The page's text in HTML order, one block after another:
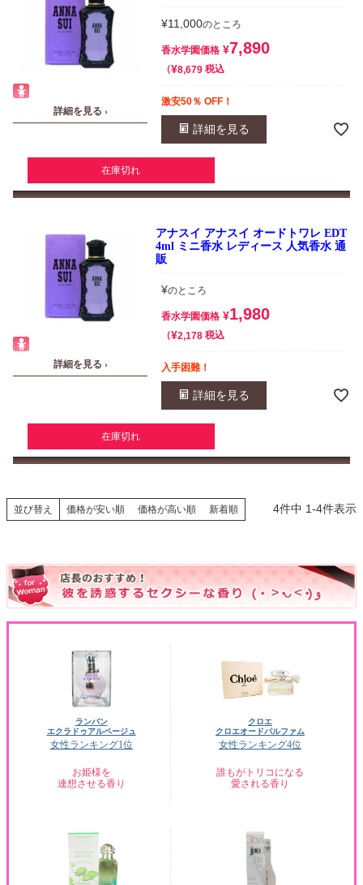
詳細を見る ›
¥11,000のところ
香水学園価格 ¥7,890
¥8,679 税込
激安50％ OFF！
詳細を見る
在庫切れ
詳細を見る ›
アナスイ アナスイ オードトワレ EDT
4ml ミニ香水 レディース 人気香水 通
販
¥のところ
香水学園価格 ¥1,980
¥2,178 税込
入手困難！
詳細を見る
在庫切れ
並び替え 価格が安い順 価格が高い順 新着順 4件中 1-4件表示
ランバン
エクラドゥアルページュ
女性ランキング1位
お姫様を
連想させる香り
クロエ
クロエオードパルファム
女性ランキング4位
誰もがトリコになる
愛される香り